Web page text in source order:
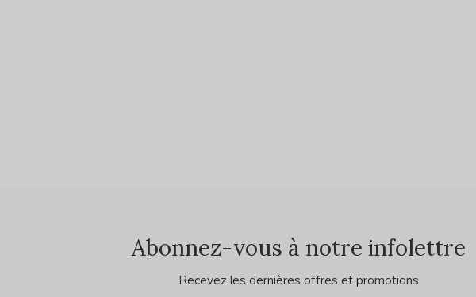
Abonnez-vous à notre infolettre
Recevez les dernières offres et promotions